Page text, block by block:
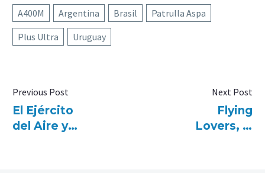
A400M Argentina Brasil
Patrulla Aspa
Plus Ultra
Uruguay
Previous Post
El Ejército
del Aire y
Next Post
Flying
Lovers, la